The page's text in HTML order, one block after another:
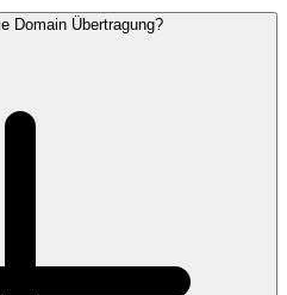
Domain Übertragung?